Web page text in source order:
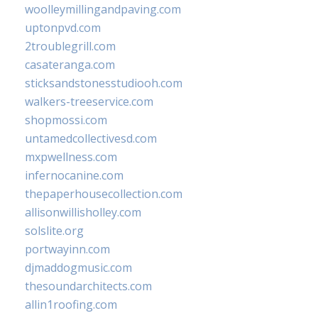
woolleymillingandpaving.com
uptonpvd.com
2troublegrill.com
casateranga.com
sticksandstonesstudiooh.com
walkers-treeservice.com
shopmossi.com
untamedcollectivesd.com
mxpwellness.com
infernocanine.com
thepaperhousecollection.com
allisonwillisholley.com
solslite.org
portwayinn.com
djmaddogmusic.com
thesoundarchitects.com
allin1roofing.com